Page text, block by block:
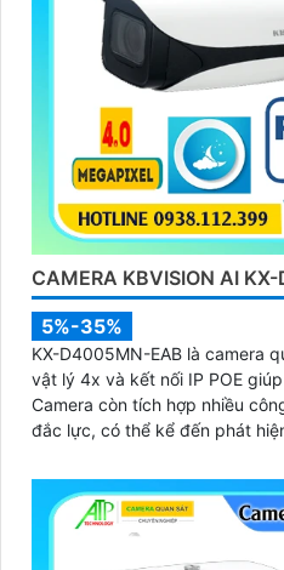
CAMERA KBVISION AI
5%-35%
KX-D4005MN-EAB là camera
vật lý 4x và kết nối IP POE
Camera còn tích hợp nhiều
đắc lực, có thể kể đến phát